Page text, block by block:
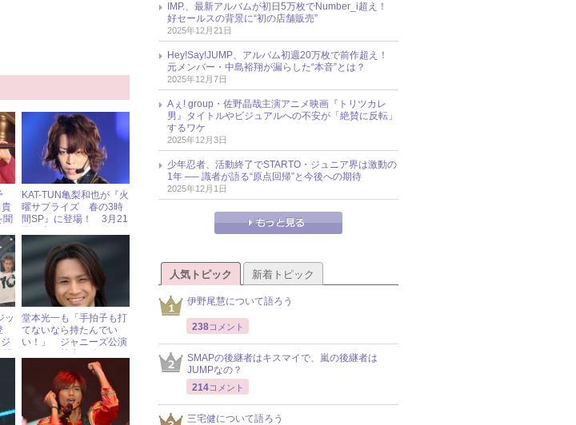
聞
KAT-TUN亀梨和也が『火
曜サプライズ 春の3時
間SP』に登場！ 3月21
ドル出演情報
ッ
堂本光一も「手拍子も打
てないなら持たんでい
い！」 ジャニーズ公演
IMP.、最新アルバムが初日5万枚でNumber_i超え！
好セールスの背景に“初の店舗販売”
2025年12月21日
Hey!Say!JUMP、アルバム初週20万枚で前作超え！
元メンバー・中島裕翔が漏らした“本音”とは？
2025年12月7日
Aぇ! group・佐野晶哉主演アニメ映画『トリツカレ
男』タイトルやビジュアルへの不安が「絶賛に反転」
するワケ
2025年12月3日
少年忍者、活動終了でSTARTO・ジュニア界は激動の
1年 ── 識者が語る“原点回帰”と今後への期待
2025年12月1日
人気トピック 新着トピック
伊野尾慧について語ろう
238コメント
SMAPの後継者はキスマイで、嵐の後継者は
JUMPなの？
214コメント
三宅健について語ろう